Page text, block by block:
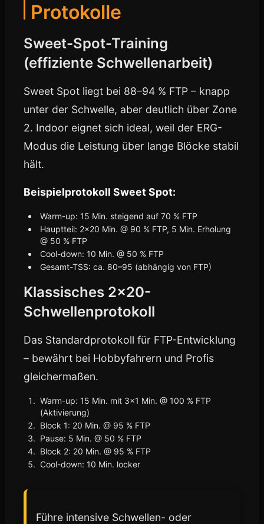
Protokolle
Sweet-Spot-Training
(effiziente Schwellenarbeit)
Sweet Spot liegt bei 88–94 % FTP – knapp
unter der Schwelle, aber deutlich über Zone
2. Indoor eignet sich ideal, weil der ERG-
Modus die Leistung über lange Blöcke stabil
hält.
Beispielprotokoll Sweet Spot:
Warm-up: 15 Min. steigend auf 70 % FTP
Hauptteil: 2×20 Min. @ 90 % FTP, 5 Min. Erholung
@ 50 % FTP
Cool-down: 10 Min. @ 50 % FTP
Gesamt-TSS: ca. 80–95 (abhängig von FTP)
Klassisches 2×20-
Schwellenprotokoll
Das Standardprotokoll für FTP-Entwicklung
– bewährt bei Hobbyfahrern und Profis
gleichermaßen.
Warm-up: 15 Min. mit 3×1 Min. @ 100 % FTP
(Aktivierung)
Block 1: 20 Min. @ 95 % FTP
Pause: 5 Min. @ 50 % FTP
Block 2: 20 Min. @ 95 % FTP
Cool-down: 10 Min. locker
Führe intensive Schwellen- oder